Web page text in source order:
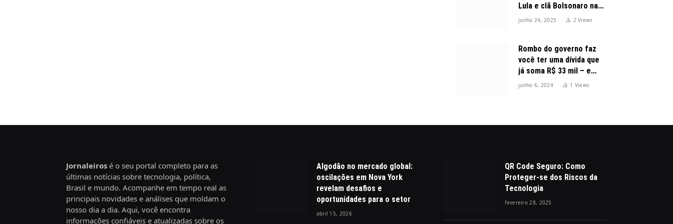
Lula e clã Bolsonaro na
disputa presidencial
junho 24, 2025 2Views
Rombo do governo faz
você ter uma dívida que
já soma R$ 33 mil – e
cresceu 300%
junho 6, 2024 1 Views
Jornaleiros é o seu portal completo para as
últimas notícias sobre tecnologia, política,
Brasil e mundo. Acompanhe em tempo real as
principais novidades e análises que moldam o
nosso dia a dia. Aqui, você encontra
informações confiáveis e atualizadas sobre os
Algodão no mercado global:
oscilações em Nova York
revelam desafios e
oportunidades para o setor
abril 15, 2026
QR Code Seguro: Como
Proteger-se dos Riscos da
Tecnologia
fevereiro 28, 2025